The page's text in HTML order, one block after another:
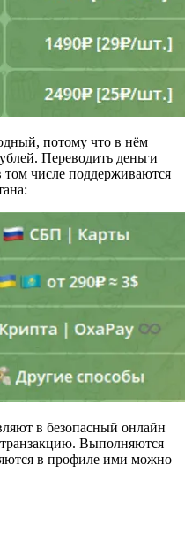
потому что в нём
Переводить деньги
числе поддерживаются
в безопасный онлайн
транзакцию. Выполняются
в профиле ими можно